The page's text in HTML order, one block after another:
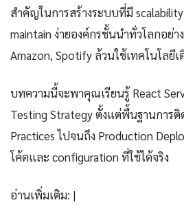
สำคัญในการสร้างระบบที่มี
maintain ง่ายองค์กรชั้นนำทั่วโลกอย่า
Amazon, Spotify ล้วนใช้เทคโนโลยี
บทความนี้จะพาคุณเรียนรู้ React
Testing Strategy ตั้งแต่พื้นฐานการติ
Practices ไปจนถึง Production
โค้ดและ configuration ที่ใช้ได้จริง
อ่านเพิ่มเติม: |